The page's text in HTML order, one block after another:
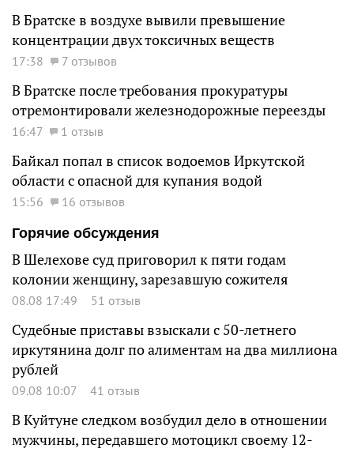
В Братске в воздухе вывили превышение
концентрации двух токсичных веществ
17:38 7 отзывов
В Братске после требования прокуратуры
отремонтировали железнодорожные переезды
16:47 1 отзыв
Байкал попал в список водоемов Иркутской
области с опасной для купания водой
15:56
16 отзывов
Горячие обсуждения
В Шелехове суд приговорил к пяти годам
колонии женщину, зарезавшую сожителя
08.08 17:49 51 отзыв
Судебные приставы взыскали с 50-летнего
иркутянина долг по алиментам на два миллиона
рублей
09.08 10:07 41 отзыв
В Куйтуне следком возбудил дело в отношении
мужчины, передавшего мотоцикл своему 12-